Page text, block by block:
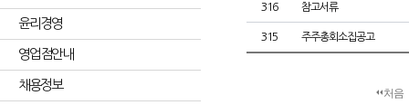
윤리경영
영업점안내
채용정보
316 참고서류
315 주주총회소집공고
처음